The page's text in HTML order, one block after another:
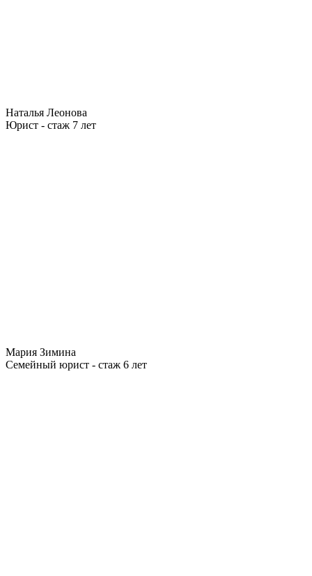
Наталья Леонова
Юрист - стаж 7 лет
Мария Зимина
Семейный юрист - стаж 6 лет